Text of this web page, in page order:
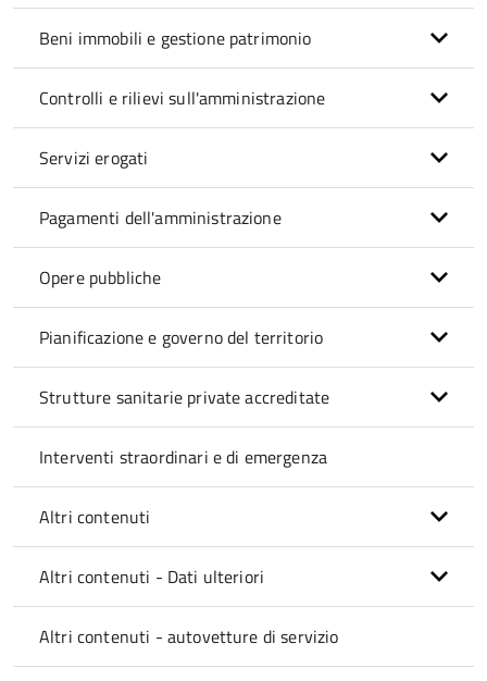
Beni immobili e gestione patrimonio
Controlli e rilievi sull'amministrazione
Servizi erogati
Pagamenti dell'amministrazione
Opere pubbliche
Pianificazione e governo del territorio
Strutture sanitarie private accreditate
Interventi straordinari e di emergenza
Altri contenuti
Altri contenuti - Dati ulteriori
Altri contenuti - autovetture di servizio